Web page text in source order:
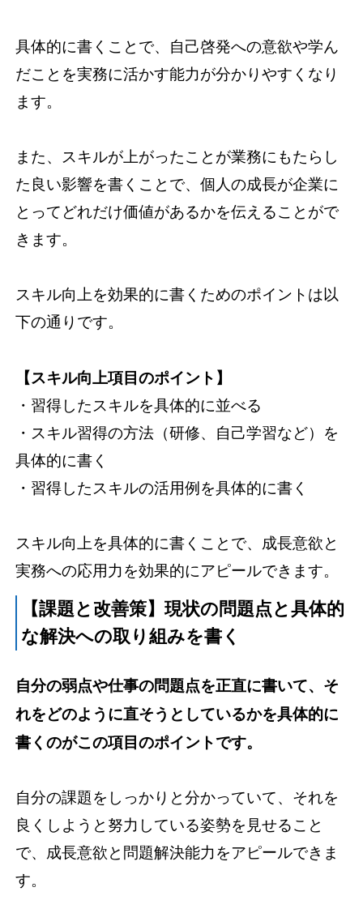
具体的に書くことで、自己啓発への意欲や学ん
だことを実務に活かす能力が分かりやすくなり
ます。
また、スキルが上がったことが業務にもたらし
た良い影響を書くことで、個人の成長が企業に
とってどれだけ価値があるかを伝えることがで
きます。
スキル向上を効果的に書くためのポイントは以
下の通りです。
【スキル向上項目のポイント】
・習得したスキルを具体的に並べる
・スキル習得の方法（研修、自己学習など）を
具体的に書く
・習得したスキルの活用例を具体的に書く
スキル向上を具体的に書くことで、成長意欲と
実務への応用力を効果的にアピールできます。
【課題と改善策】現状の問題点と具体的
な解決への取り組みを書く
自分の弱点や仕事の問題点を正直に書いて、そ
れをどのように直そうとしているかを具体的に
書くのがこの項目のポイントです。
自分の課題をしっかりと分かっていて、それを
良くしようと努力している姿勢を見せること
で、成長意欲と問題解決能力をアピールできま
す。